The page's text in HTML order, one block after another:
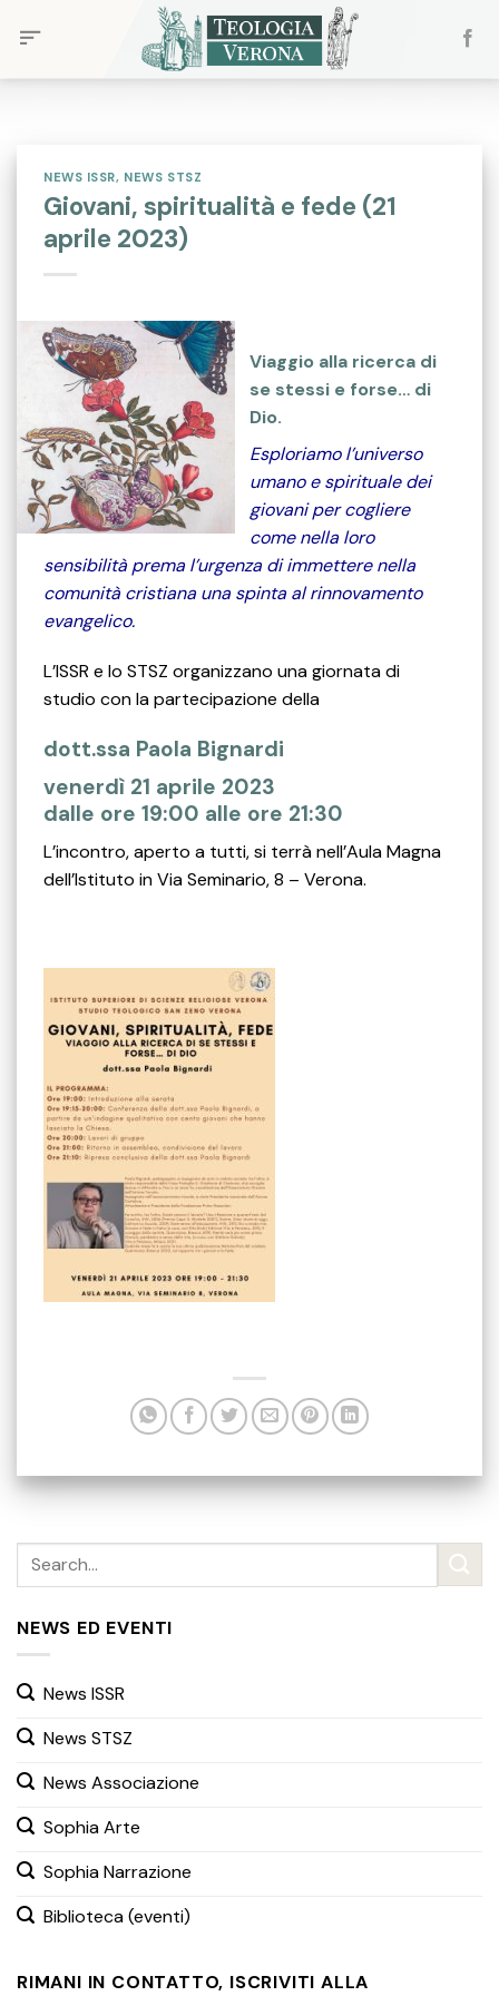
NEWS ISSR, NEWS STSZ
Giovani, spiritualità e fede (21
aprile 2023)
Viaggio alla ricerca di
se stessi e forse… di
Dio.
Esploriamo l’universo
umano e spirituale dei
giovani per cogliere
come nella loro
sensibilità prema l’urgenza di immettere nella
comunità cristiana una spinta al rinnovamento
evangelico.
L’ISSR e lo STSZ organizzano una giornata di
studio con la partecipazione della
dott.ssa Paola Bignardi
venerdì 21 aprile 2023
dalle ore 19:00 alle ore 21:30
L’incontro, aperto a tutti, si terrà nell’Aula Magna
dell’Istituto in Via Seminario, 8 – Verona.
NEWS ED EVENTI
News ISSR
News STSZ
News Associazione
Sophia Arte
Sophia Narrazione
Biblioteca (eventi)
RIMANI IN CONTATTO, ISCRIVITI ALLA